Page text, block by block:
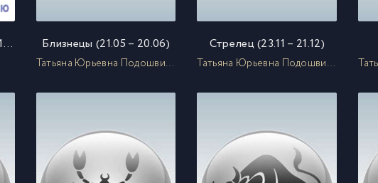
Домашний сексодром. Инструкция по применению Близнецы (21.05 – 20.06)
Татьяна Юрьевна Подошвина
Стрелец (23.11 – 21.12)
Татьяна Юрьевна Подошвина